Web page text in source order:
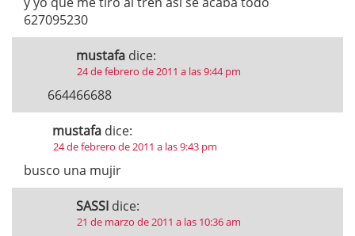
627095230
mustafa dice:
24 de febrero de 2011 a las 9:44 pm
664466688
mustafa dice:
24 de febrero de 2011 a las 9:43 pm
busco una mujir
SASSI dice:
21 de marzo de 2011 a las 10:36 am